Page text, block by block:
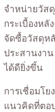
จำหน่ายวัส
กระเบื้องห
จัดซื้อวัสดุห
ประสานงา
ได้ดียิ่งขึ้น
การเชื่อมโ
แนวคิดที่ตอ